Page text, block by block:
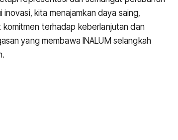
inovasi, kita menajamkan daya saing,
terhadap keberlanjutan dan
yang membawa INALUM selangkah